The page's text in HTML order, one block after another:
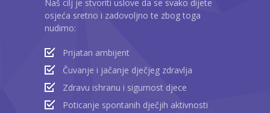
Naš cilj je stvoriti uslove da se svako dijete
osjeća sretno i zadovoljno te zbog toga
nudimo:
Prijatan ambijent
Čuvanje i jačanje dječjeg zdravlja
Zdravu ishranu i sigurnost djece
Poticanje spontanih dječjih aktivnosti